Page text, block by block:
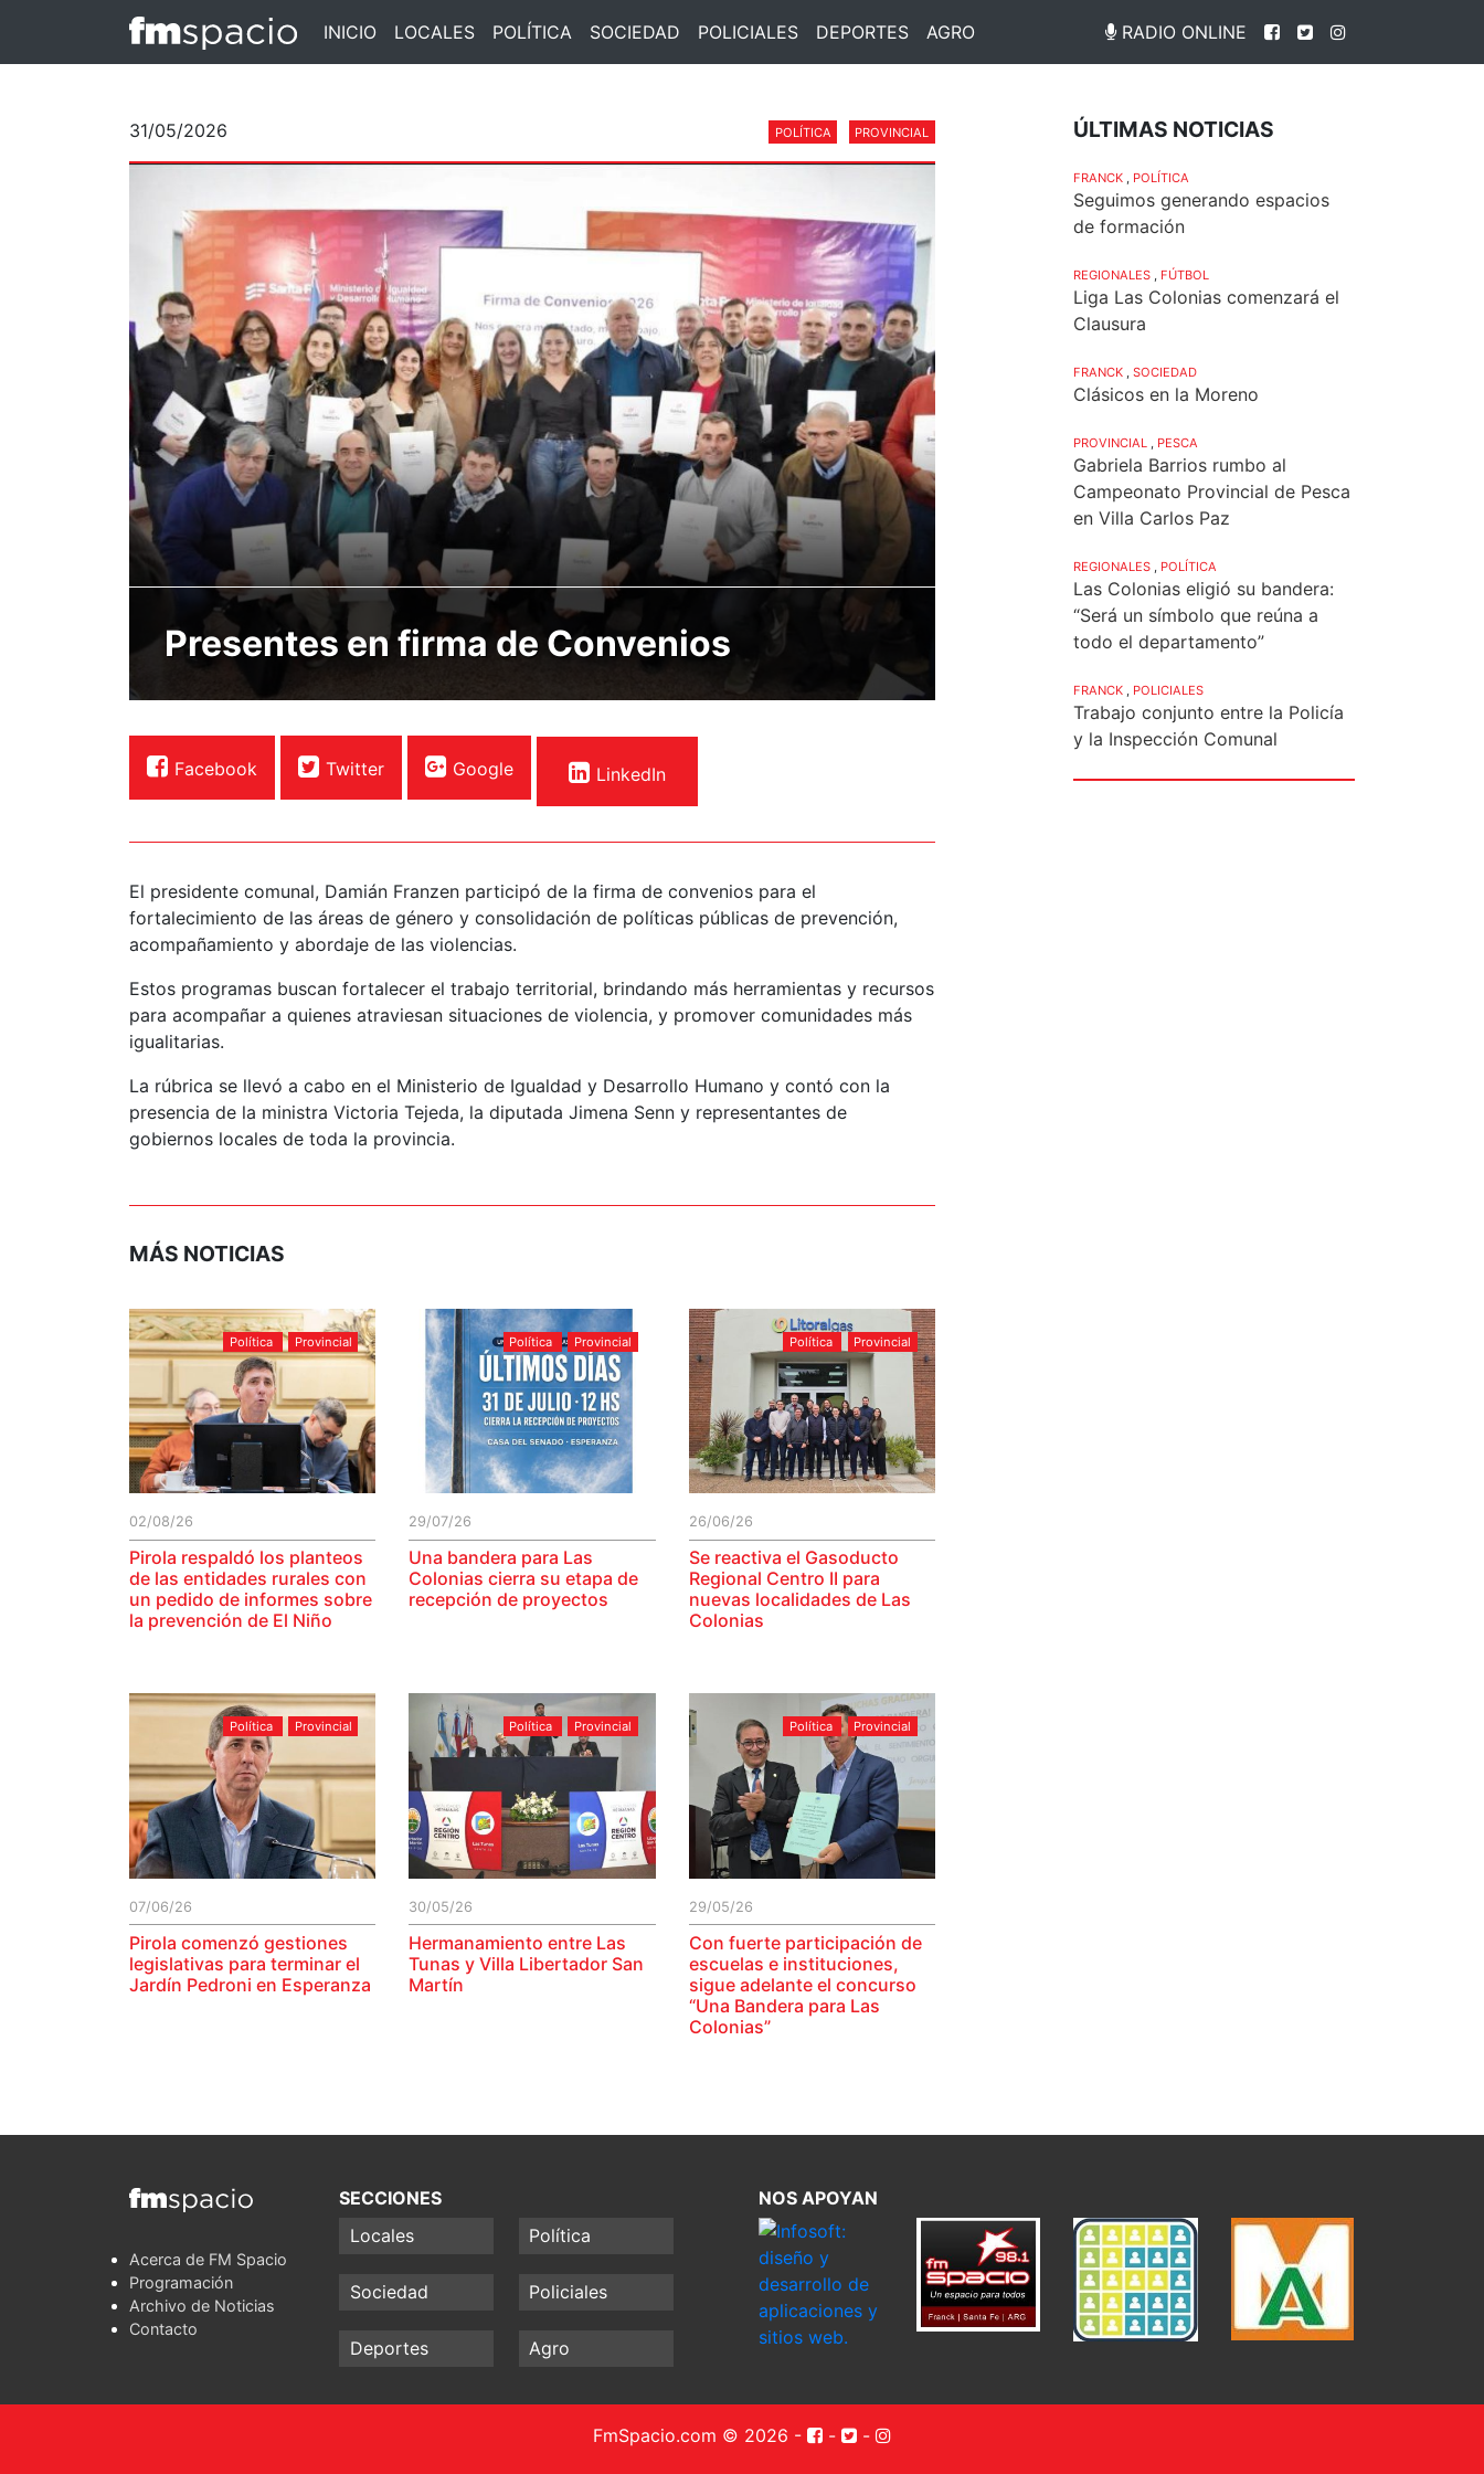
INICIO LOCALES POLÍTICA SOCIEDAD POLICIALES DEPORTES AGRO RADIO ONLINE
31/05/2026 POLÍTICA PROVINCIAL
Presentes en firma de Convenios
Facebook Twitter Google LinkedIn
El presidente comunal, Damián Franzen participó de la firma de convenios para el
fortalecimiento de las áreas de género y consolidación de políticas públicas de prevención,
acompañamiento y abordaje de las violencias.
Estos programas buscan fortalecer el trabajo territorial, brindando más herramientas y recursos
para acompañar a quienes atraviesan situaciones de violencia, y promover comunidades más
igualitarias.
La rúbrica se llevó a cabo en el Ministerio de Igualdad y Desarrollo Humano y contó con la
presencia de la ministra Victoria Tejeda, la diputada Jimena Senn y representantes de
gobiernos locales de toda la provincia.
MÁS NOTICIAS
Política Provincial
02/08/26
Pirola respaldó los planteos
de las entidades rurales con
un pedido de informes sobre
la prevención de El Niño
Política Provincial
29/07/26
Una bandera para Las
Colonias cierra su etapa de
recepción de proyectos
Política Provincial
26/06/26
Se reactiva el Gasoducto
Regional Centro II para
nuevas localidades de Las
Colonias
Política Provincial
07/06/26
Pirola comenzó gestiones
legislativas para terminar el
Jardín Pedroni en Esperanza
Política Provincial
30/05/26
Hermanamiento entre Las
Tunas y Villa Libertador San
Martín
Política Provincial
29/05/26
Con fuerte participación de
escuelas e instituciones,
sigue adelante el concurso
“Una Bandera para Las
Colonias”
ÚLTIMAS NOTICIAS
FRANCK POLÍTICA
Seguimos generando espacios
de formación
REGIONALES FÚTBOL
Liga Las Colonias comenzará el
Clausura
FRANCK SOCIEDAD
Clásicos en la Moreno
PROVINCIAL PESCA
Gabriela Barrios rumbo al
Campeonato Provincial de Pesca
en Villa Carlos Paz
REGIONALES POLÍTICA
Las Colonias eligió su bandera:
“Será un símbolo que reúna a
todo el departamento”
FRANCK POLICIALES
Trabajo conjunto entre la Policía
y la Inspección Comunal
Acerca de FM Spacio
Programación
Archivo de Noticias
Contacto
SECCIONES
Locales
Política
Sociedad Policiales
Deportes Agro
NOS APOYAN
FmSpacio.com © 2026 - - -